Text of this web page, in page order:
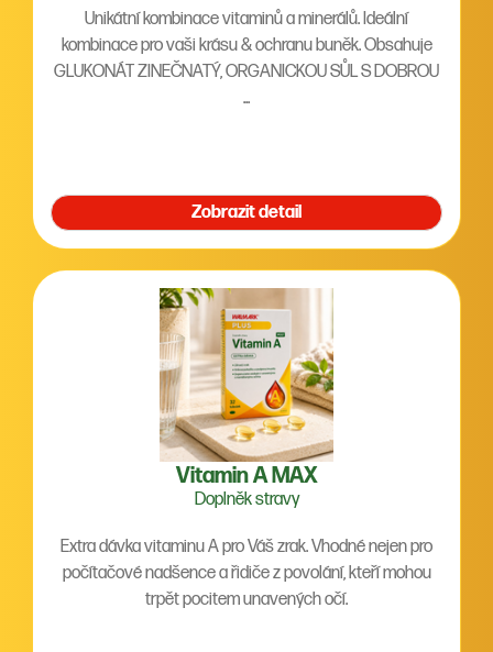
Unikátní kombinace vitaminů a minerálů. Ideální
kombinace pro vaši krásu & ochranu buněk. Obsahuje
GLUKONÁT ZINEČNATÝ, ORGANICKOU SŮL S DOBROU
...
Zobrazit detail
Vitamin A MAX
Doplněk stravy
Extra dávka vitaminu A pro Váš zrak. Vhodné nejen pro
počítačové nadšence a řidiče z povolání, kteří mohou
trpět pocitem unavených očí.